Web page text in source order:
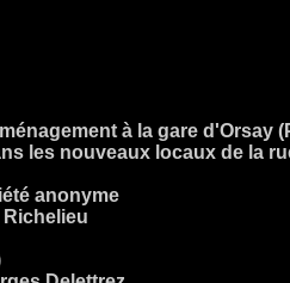
à la gare d'Orsay
les nouveaux locaux de la
anonyme